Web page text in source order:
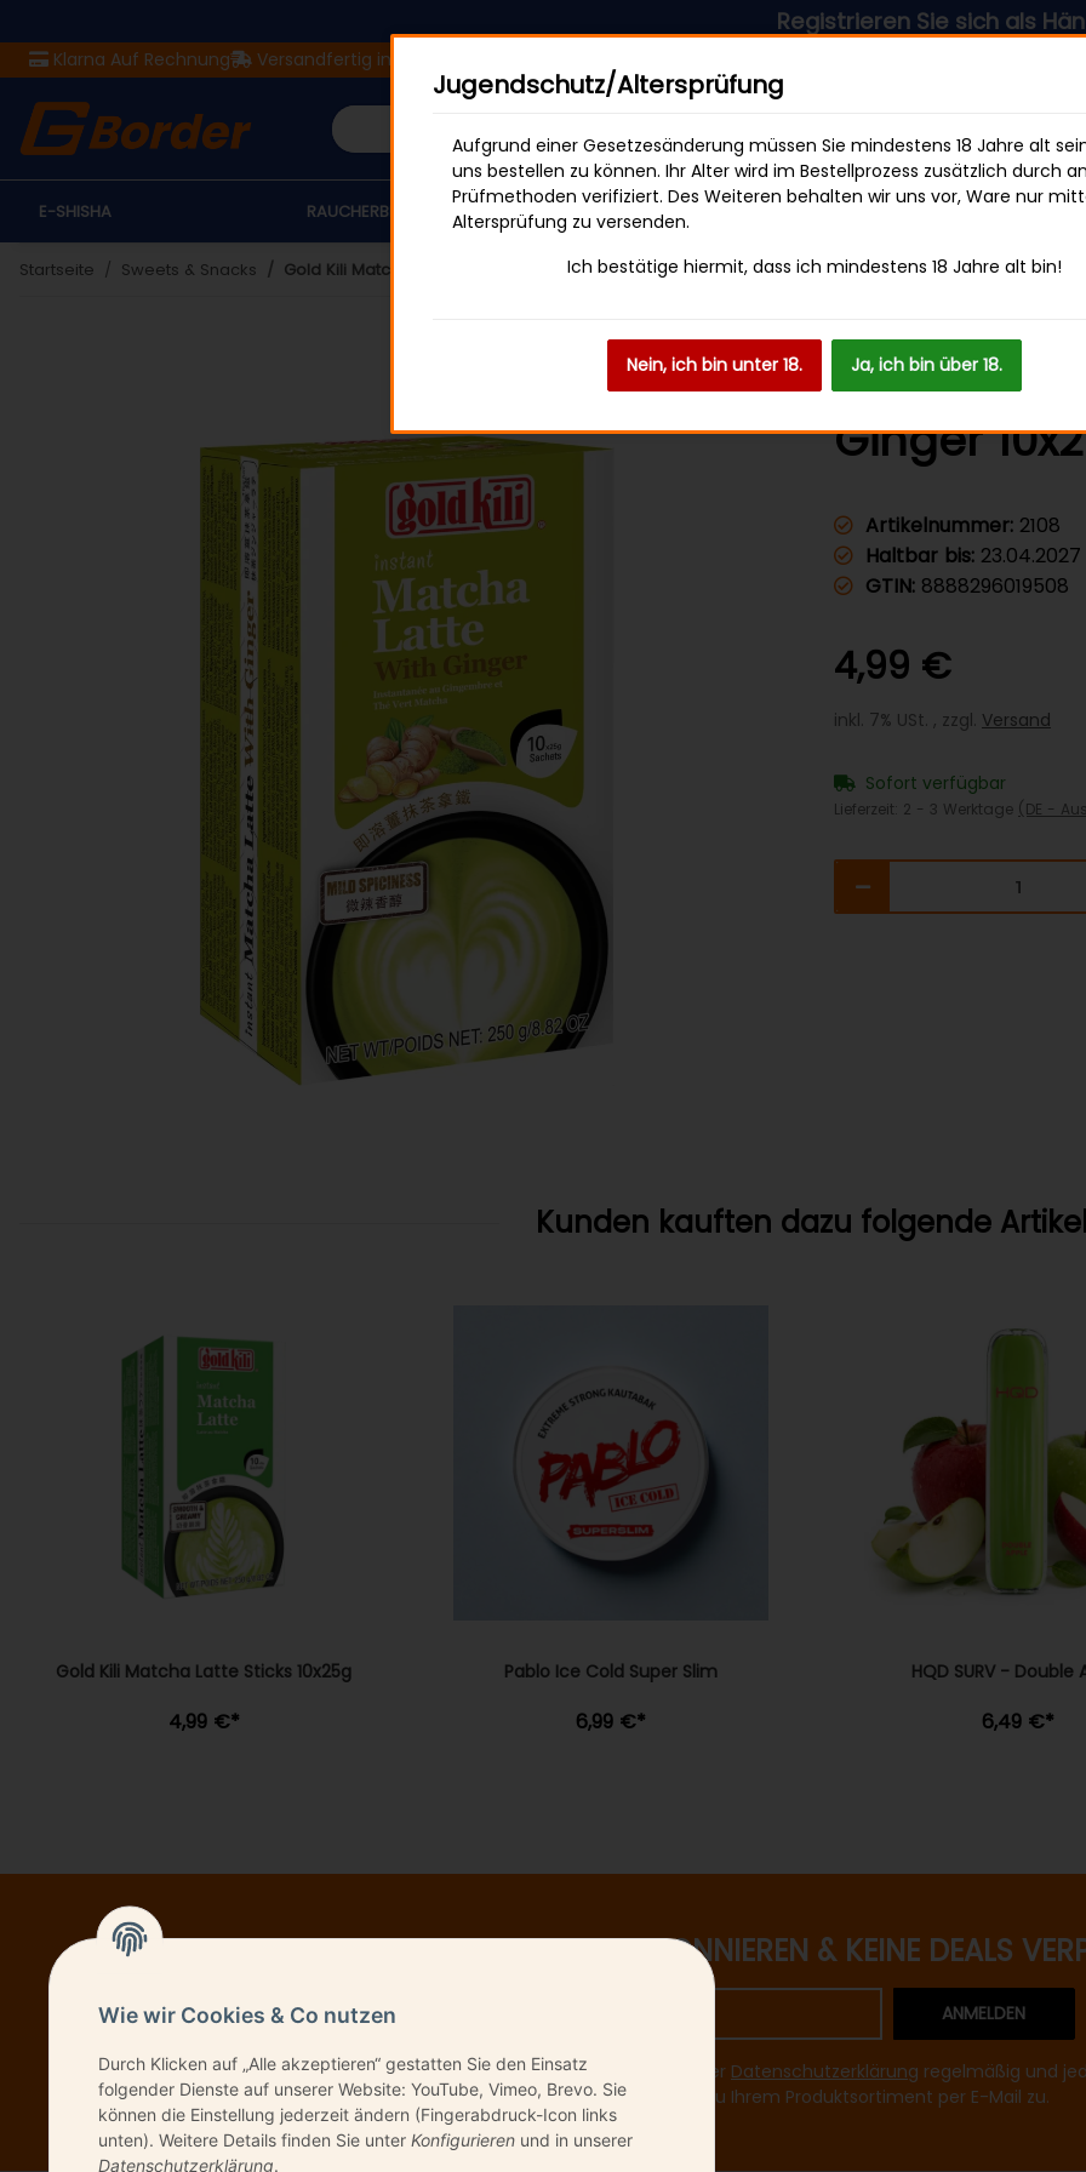
Registrieren Sie sich als Händler &
Klarna Auf Rechnung Versandfertig in 24 Stunden
E-SHISHA RAUCHERBEDARF SWEETS & SNACKS
Startseite Sweets & Snacks Gold Kili Matcha Latte Sticks With Ginger 10x25g
Gold Kili
Ginger
Artikelnummer: 2108
Haltbar bis: 23.04.2027
GTIN: 8888296019508
4,99 €
inkl. 7% USt. , zzgl. Versand
Sofort verfügbar
Lieferzeit: 2 - 3 Werktage (DE -
Kunden kauften dazu folgende
Gold Kili Matcha Latte Sticks 10x25g
4,99 €*
Pablo Ice Cold Super Slim
6,99 €*
HQD SURV - Double
6,49 €*
NEWSLETTER ABONNIEREN & KEINE DEALS
Bitte senden Sie mir entsprechend Ihrer Datenschutzerklärung regelmäßig und
Informationen zu Ihrem Produktsortiment per E-Mail zu.
ANMELDEN
Wie wir Cookies & Co nutzen
Durch Klicken auf „Alle akzeptieren“ gestatten Sie den Einsatz
folgender Dienste auf unserer Website: YouTube, Vimeo, Brevo. Sie
können die Einstellung jederzeit ändern (Fingerabdruck-Icon links
unten). Weitere Details finden Sie unterKonfigurieren und in unserer
Datenschutzerklärung.
Jugendschutz/Altersprüfung
Aufgrund einer Gesetzesänderung müssen Sie mindestens 18 Jahre alt
uns bestellen zu können. Ihr Alter wird im Bestellprozess zusätzlich durch
Prüfmethoden verifiziert. Des Weiteren behalten wir uns vor, Ware nur
Altersprüfung zu versenden.
Ich bestätige hiermit, dass ich mindestens 18 Jahre alt bin!
Nein, ich bin unter 18. Ja, ich bin über 18.